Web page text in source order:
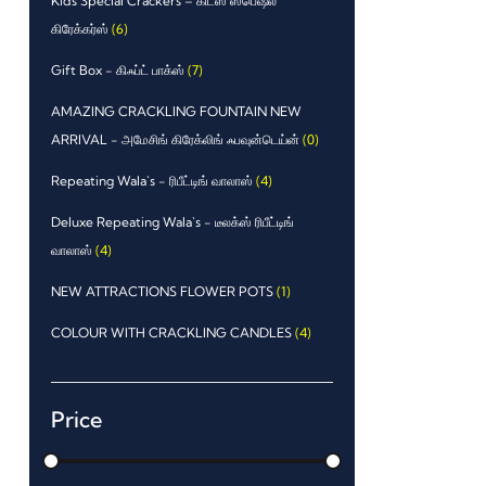
கிரேக்கர்ஸ் (6)
Gift Box - கிஃப்ட் பாக்ஸ் (7)
AMAZING CRACKLING FOUNTAIN NEW
ARRIVAL - அமேசிங் கிரேக்லிங் ஃபவுன்டெய்ன் (0)
Repeating Wala`s - ரிபீட்டிங் வாலாஸ் (4)
Deluxe Repeating Wala`s - டீலக்ஸ் ரிபீட்டிங்
வாலாஸ் (4)
NEW ATTRACTIONS FLOWER POTS (1)
COLOUR WITH CRACKLING CANDLES (4)
Price